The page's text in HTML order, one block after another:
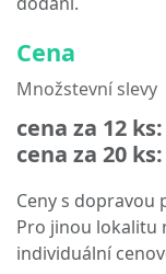
Cena
Množstevní slevy
cena za 12 ks:
cena za 20 ks:
Ceny s dopravou
Pro jinou lokalitu
individuální